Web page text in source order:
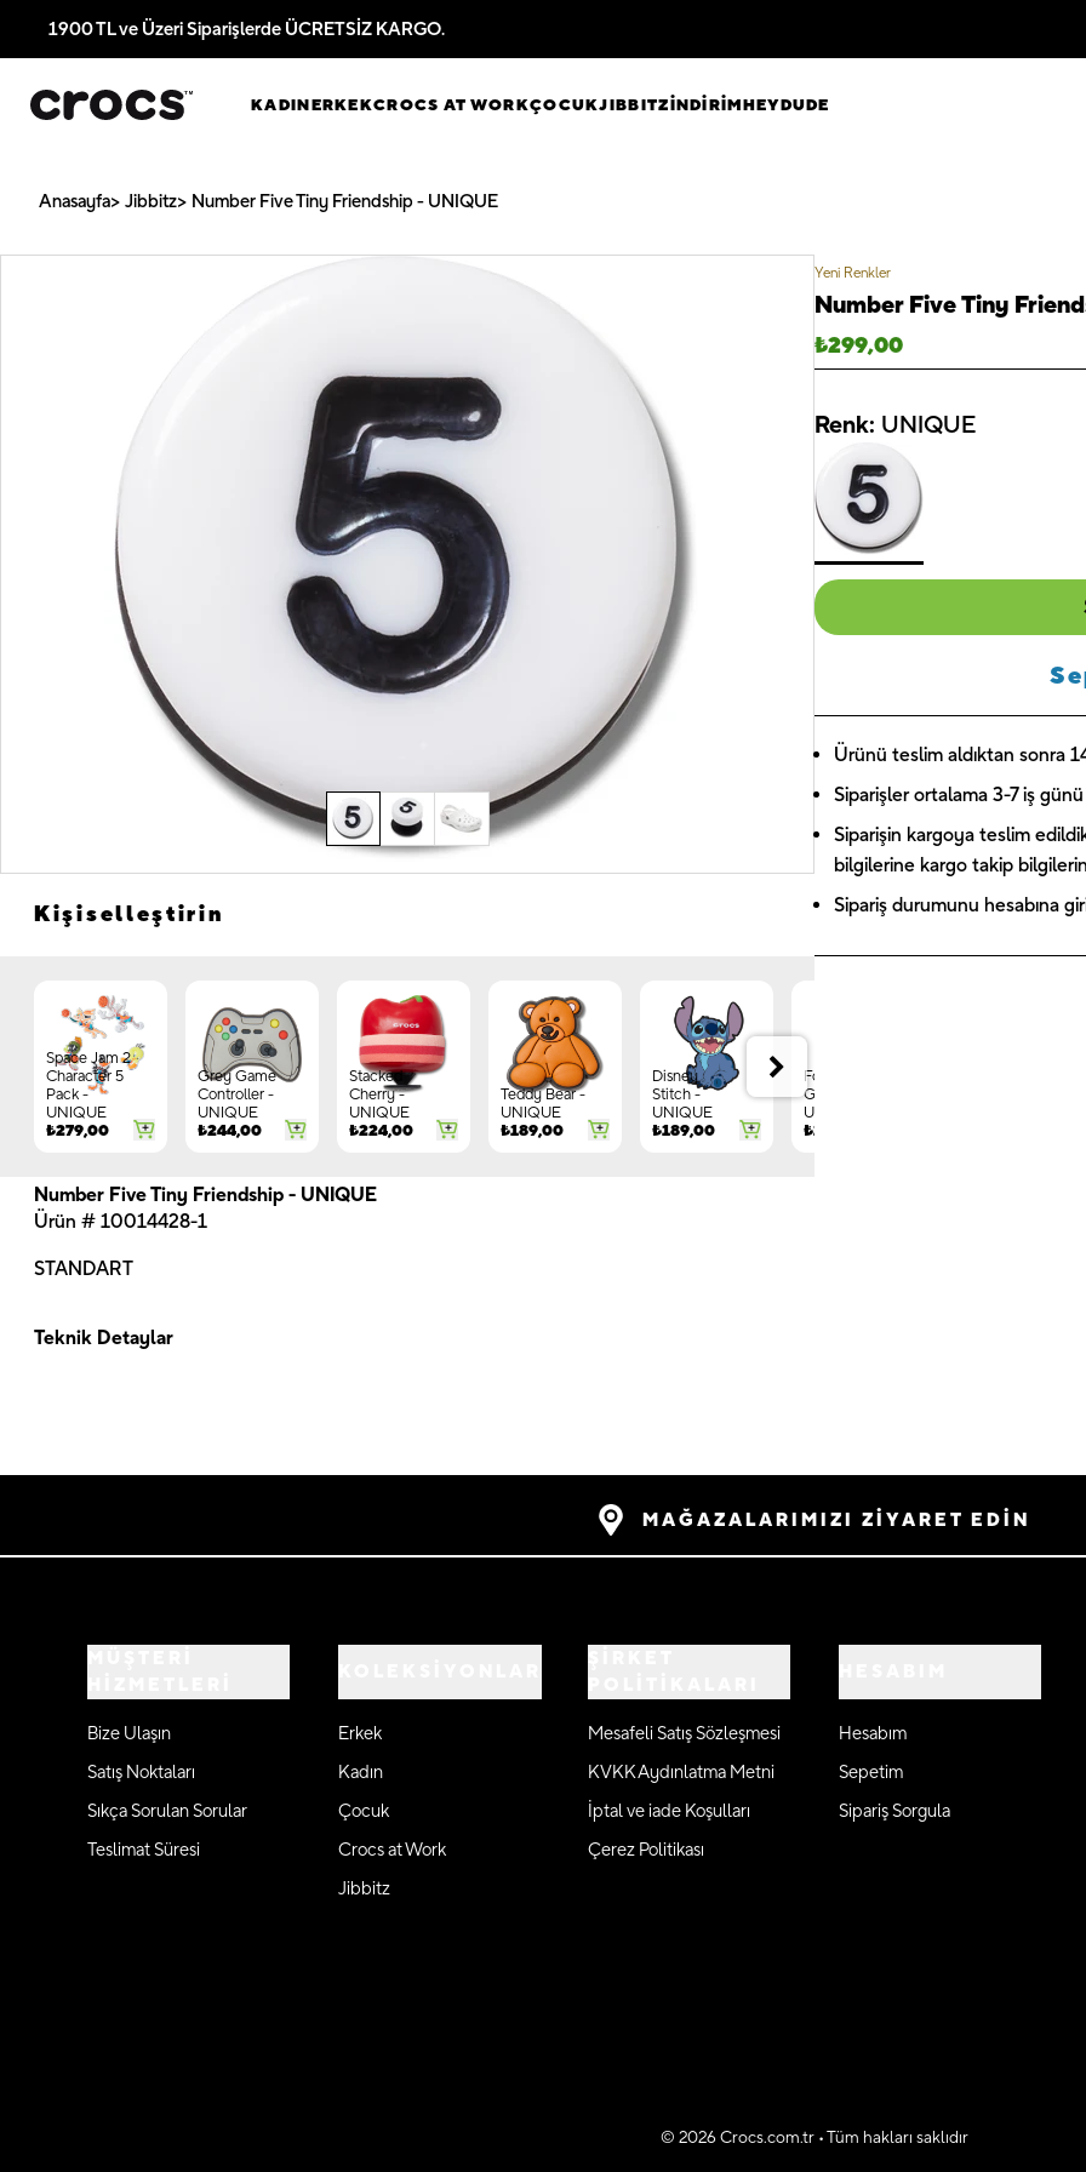
1900 TL ve Üzeri Siparişlerde ÜCRETSİZ KARGO.
KADINERKEKCROCS AT WORKÇOCUKJIBBITZİNDİRİMHEYDUDE
Anasayfa Jibbitz Number Five Tiny Friendship - UNIQUE
Kişiselleştirin
Space Jam 2
Character 5
Pack -
UNIQUE
₺279,00
Grey Game
Controller -
UNIQUE
₺244,00
Stacked
Cherry -
UNIQUE
₺224,00
Teddy Bear -
UNIQUE
₺189,00
Disney
Stitch -
UNIQUE
₺189,00
Forest
Gnome -
UNIQUE
₺149,00
Number Five Tiny Friendship - UNIQUE
Ürün # 10014428-1
STANDART
Teknik Detaylar
Yeni Renkler
Number Five Tiny
₺299,00
Renk: UNIQUE
Ürünü teslim aldıktan sonra
Siparişler ortalama 3-7 iş
Siparişin kargoya teslim
bilgilerine kargo takip
Sipariş durumunu hesabına
MAĞAZALARIMIZI ZİYARET EDİN
Bize Ulaşın
Satış Noktaları
Sıkça Sorulan Sorular
Teslimat Süresi
Erkek
Kadın
Çocuk
Crocs at Work
Jibbitz
Mesafeli Satış Sözleşmesi
KVKK Aydınlatma Metni
İptal ve iade Koşulları
Çerez Politikası
Hesabım
Sepetim
Sipariş Sorgula
© 2026 Crocs.com.tr • Tüm hakları saklıdır